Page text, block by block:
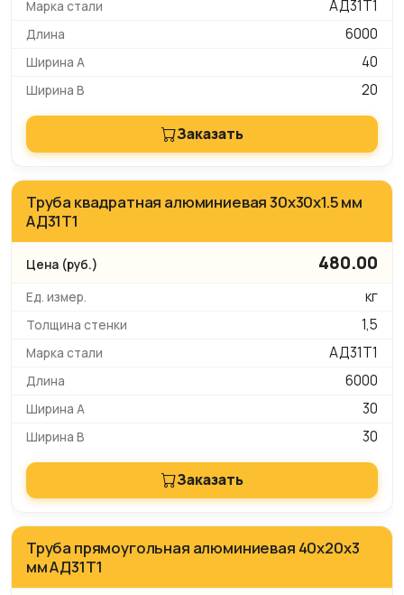
АД31Т1
6000
40
20
Заказать
Труба квадратная алюминиевая 30х30х1.5 мм
АД31Т1
480.00
кг
1,5
АД31Т1
6000
30
30
Заказать
Труба прямоугольная алюминиевая 40х20х3
мм АД31Т1